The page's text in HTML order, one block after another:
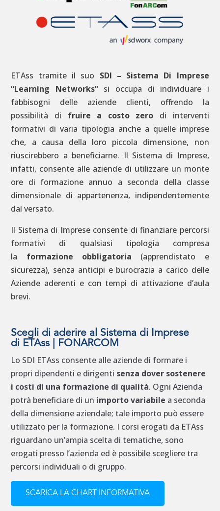
ETAss tramite il suo SDI – Sistema Di Imprese
“Learning Networks”si occupa di individuare i
fabbisogni delle aziende clienti, offrendo la
possibilità di fruire a costo zero di interventi
formativi di varia tipologia anche a quelle imprese
che, a causa della loro piccola dimensione, non
riuscirebbero a beneficiarne. Il Sistema di Imprese,
infatti, consente alle aziende di utilizzare un monte
ore di formazione annuo a seconda della classe
dimensionale di appartenenza, indipendentemente
dal versato.
Il Sistema di Imprese consente di finanziare percorsi
formativi di qualsiasi tipologia compresa
la formazione obbligatoria (apprendistato e
sicurezza), senza anticipi e burocrazia a carico delle
Aziende aderenti e con tempi di attivazione d’aula
brevi.
Scegli di aderire al Sistema di Imprese
di ETAss | FONARCOM
Lo SDI ETAss consente alle aziende di formare i
propri dipendenti e dirigenti senza dover sostenere
i costi di una formazione di qualità. Ogni Azienda
potrà beneficiare di un importo variabile a seconda
della dimensione aziendale; tale importo può essere
utilizzato per la formazione. I corsi erogati da ETAss
riguardano un’ampia scelta di tematiche, sono
erogati presso l’azienda ed è possibile scegliere tra
percorsi individuali o di gruppo.
SCARICA LA CHART INFORMATIVA